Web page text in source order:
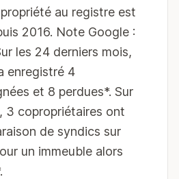
au registre est
2016. Note Google :
les 24 derniers mois,
enregistré 4
et 8 perdues*. Sur
3 copropriétaires ont
de syndics sur
un immeuble alors